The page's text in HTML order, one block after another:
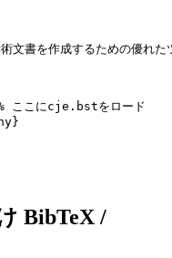
文書を作成するための優れ
ここにcje.bstをロード
BibTeX /